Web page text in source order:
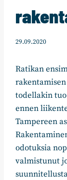
29.09.2020
Ratikan
todellakin
ennen
Tampereen
odotuksia
valmistunut